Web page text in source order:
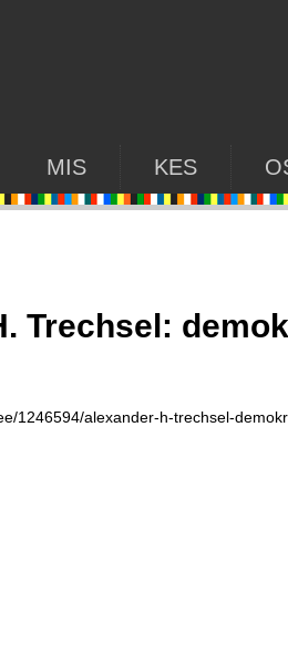
MIS KES
Trechsel:
1246594/alexander-h-trechsel-